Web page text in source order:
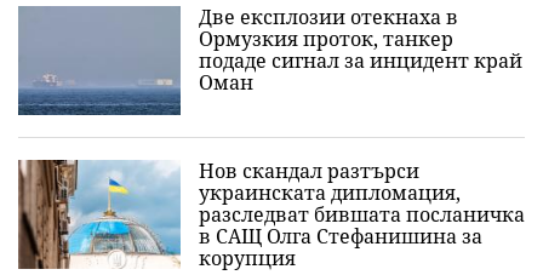
Две експлозии отекнаха в
Ормузкия проток, танкер
подаде сигнал за инцидент край
Оман
Нов скандал разтърси
украинската дипломация,
разследват бившата посланичка
в САЩ Олга Стефанишина за
корупция